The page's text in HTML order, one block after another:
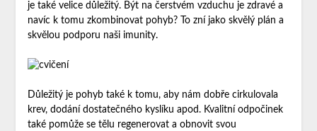
je také velice důležitý. Být na čerstvém vzduchu je zdravé a
navíc k tomu zkombinovat pohyb? To zní jako skvělý plán a
skvělou podporu naši imunity.
Důležitý je pohyb také k tomu, aby nám dobře cirkulovala
krev, dodání dostatečného kyslíku apod. Kvalitní odpočinek
také pomůže se tělu regenerovat a obnovit svou